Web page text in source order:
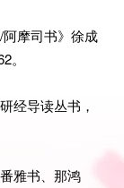
摩司书》徐成
。
经导读丛书，
雅书、那鸿